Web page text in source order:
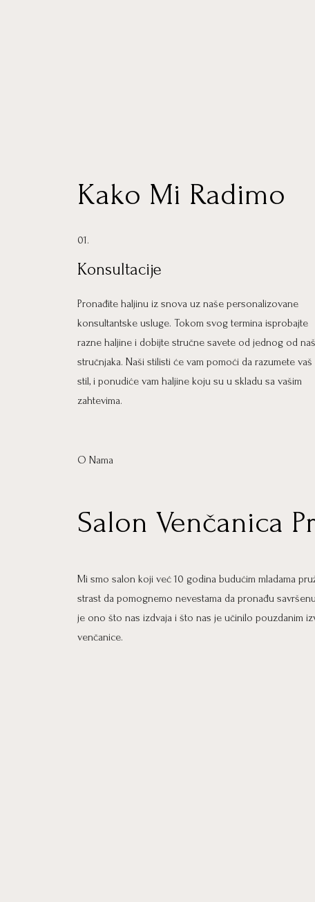
Kako Mi Radimo
01.
Konsultacije
Pronađite haljinu iz snova uz naše personalizovane
konsultantske usluge. Tokom svog termina isprobajte
razne haljine i dobijte stručne savete od jednog od
stručnjaka. Naši stilisti će vam pomoći da razumete vaš
stil, i ponudiće vam haljine koju su u skladu sa vašim
zahtevima.
O Nama
Salon Venčanica
Mi smo salon koji već 10 godina budućim mladama
strast da pomognemo nevestama da pronađu
je ono što nas izdvaja i što nas je učinilo pouzdanim
venčanice.